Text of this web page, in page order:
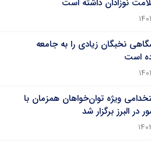
نوزادان داشته است
نخبگان زیادی را به جامعه
است
ویژه توان‌خواهان همزمان با
در البرز برگزار شد